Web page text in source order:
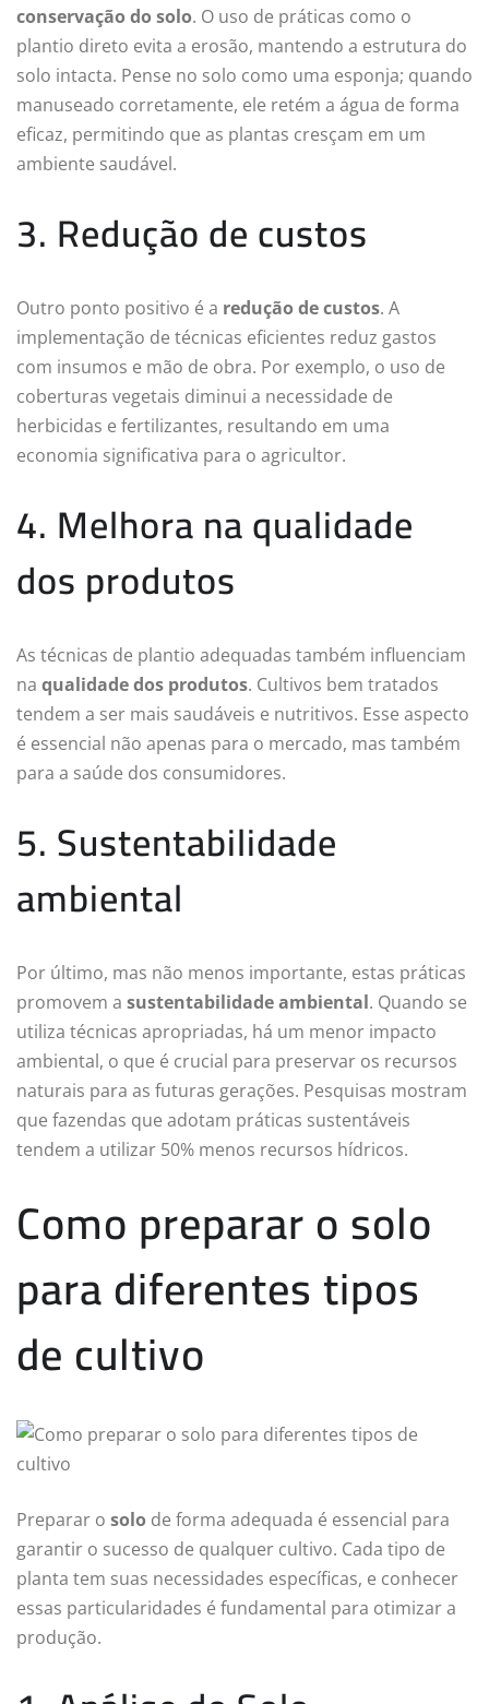
conservação do solo. O uso de práticas como o
plantio direto evita a erosão, mantendo a estrutura do
solo intacta. Pense no solo como uma esponja; quando
manuseado corretamente, ele retém a água de forma
eficaz, permitindo que as plantas cresçam em um
ambiente saudável.
3. Redução de custos
Outro ponto positivo é a redução de custos. A
implementação de técnicas eficientes reduz gastos
com insumos e mão de obra. Por exemplo, o uso de
coberturas vegetais diminui a necessidade de
herbicidas e fertilizantes, resultando em uma
economia significativa para o agricultor.
4. Melhora na qualidade
dos produtos
As técnicas de plantio adequadas também influenciam
na qualidade dos produtos. Cultivos bem tratados
tendem a ser mais saudáveis e nutritivos. Esse aspecto
é essencial não apenas para o mercado, mas também
para a saúde dos consumidores.
5. Sustentabilidade
ambiental
Por último, mas não menos importante, estas práticas
promovem a sustentabilidade ambiental. Quando se
utiliza técnicas apropriadas, há um menor impacto
ambiental, o que é crucial para preservar os recursos
naturais para as futuras gerações. Pesquisas mostram
que fazendas que adotam práticas sustentáveis
tendem a utilizar 50% menos recursos hídricos.
Como preparar o solo
para diferentes tipos
de cultivo
Preparar o solo de forma adequada é essencial para
garantir o sucesso de qualquer cultivo. Cada tipo de
planta tem suas necessidades específicas, e conhecer
essas particularidades é fundamental para otimizar a
produção.